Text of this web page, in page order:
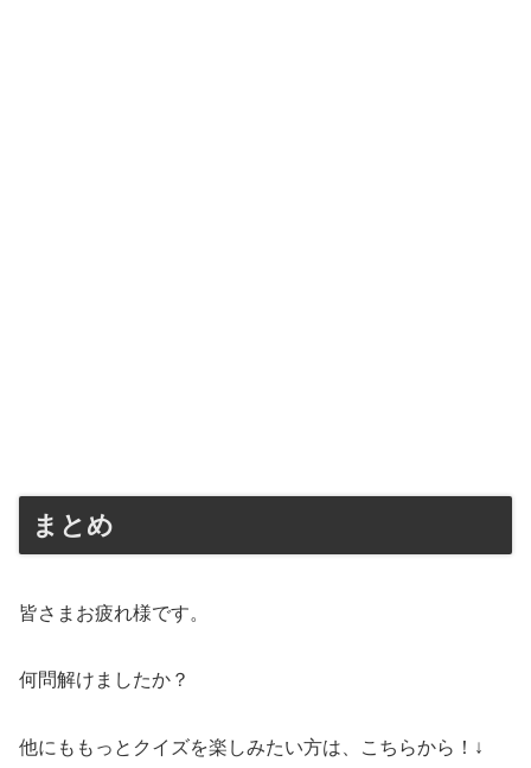
まとめ
皆さまお疲れ様です。
何問解けましたか？
他にももっとクイズを楽しみたい方は、こちらから！↓